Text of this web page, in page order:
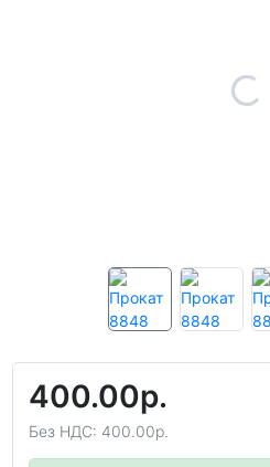
400.00р.
Без НДС: 400.00р.